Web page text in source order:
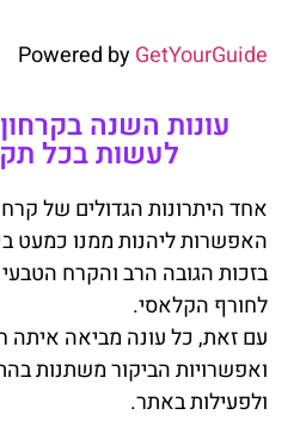
Powered byGetYourGuide
עונות השנה
לעשות בכל
אחד היתרונות הגדולים של
האפשרות ליהנות ממנו כמעט
בזכות הגובה הרב והקרח
לחורף הקלאסי.
עם זאת, כל עונה מביאה איתה
ואפשרויות הביקור משתנות
ולפעילות באתר.